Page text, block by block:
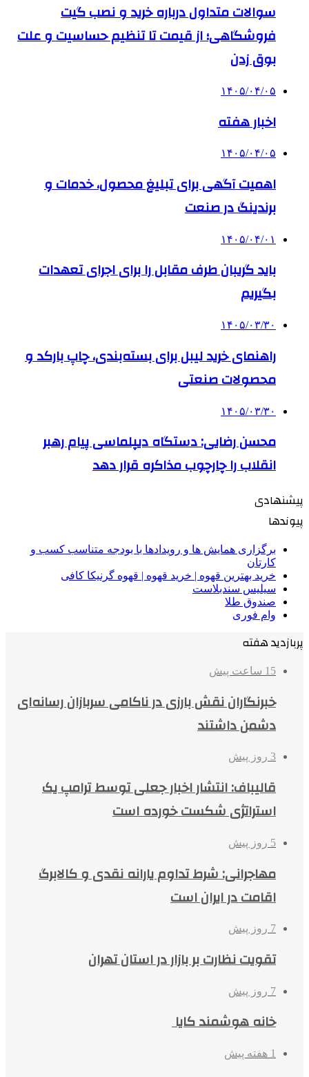
سوالات متداول درباره خرید و نصب گیت
فروشگاهی؛ از قیمت تا تنظیم حساسیت و علت
بوق زدن
۱۴۰۵/۰۴/۰۵
اخبار هفته
۱۴۰۵/۰۴/۰۵
اهمیت آگهی برای تبلیغ محصول، خدمات و
برندینگ در صنعت
۱۴۰۵/۰۴/۰۱
باید گریبان طرف مقابل را برای اجرای تعهدات
بگیریم
۱۴۰۵/۰۳/۳۰
راهنمای خرید لیبل برای بسته‌بندی، چاپ بارکد و
محصولات صنعتی
۱۴۰۵/۰۳/۳۰
محسن رضایی: دستگاه دیپلماسی پیام رهبر
انقلاب را چارچوب مذاکره قرار دهد
پیشنهادی
پیوندها
برگزاری همایش ها و رویدادها با بودجه متناسب کسب و
کارتان
خرید بهترین قهوه | خرید قهوه | قهوه گرنیکا کافی
سیلیس سندبلاست
صندوق طلا
وام فوری
پربازدید هفته
15 ساعت پیش
خبرنگاران نقش بارزی در ناکامی سربازان رسانه‌ای
دشمن داشتند
3 روز پیش
قالیباف: انتشار اخبار جعلی توسط ترامپ یک
استراتژی شکست خورده است
5 روز پیش
مهاجرانی: شرط تداوم یارانه نقدی و کالابرگ
اقامت در ایران است
7 روز پیش
تقویت نظارت بر بازار در استان تهران
7 روز پیش
خانه هوشمند کایا
1 هفته پیش